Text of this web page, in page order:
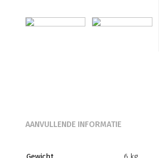
AANVULLENDE INFORMATIE